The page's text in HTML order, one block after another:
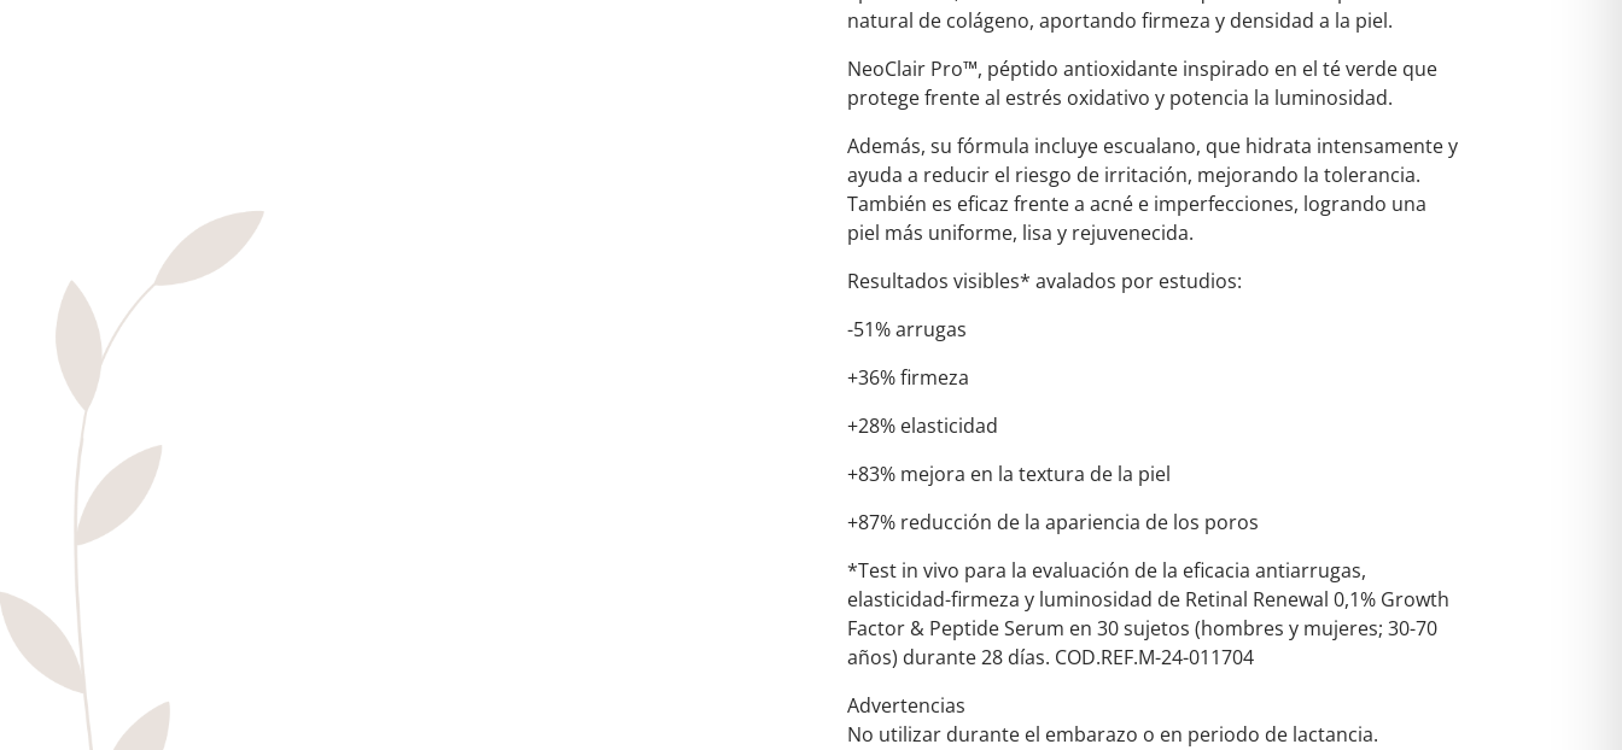
natural de colágeno, aportando firmeza y densidad a la piel.
NeoClair Pro™, péptido antioxidante inspirado en el té verde que
protege frente al estrés oxidativo y potencia la luminosidad.
Además, su fórmula incluye escualano, que hidrata intensamente y
ayuda a reducir el riesgo de irritación, mejorando la tolerancia.
También es eficaz frente a acné e imperfecciones, logrando una
piel más uniforme, lisa y rejuvenecida.
Resultados visibles* avalados por estudios:
-51% arrugas
+36% firmeza
+28% elasticidad
+83% mejora en la textura de la piel
+87% reducción de la apariencia de los poros
*Test in vivo para la evaluación de la eficacia antiarrugas,
elasticidad-firmeza y luminosidad de Retinal Renewal 0,1% Growth
Factor & Peptide Serum en 30 sujetos (hombres y mujeres; 30-70
años) durante 28 días. COD.REF.M-24-011704
Advertencias
No utilizar durante el embarazo o en periodo de lactancia.